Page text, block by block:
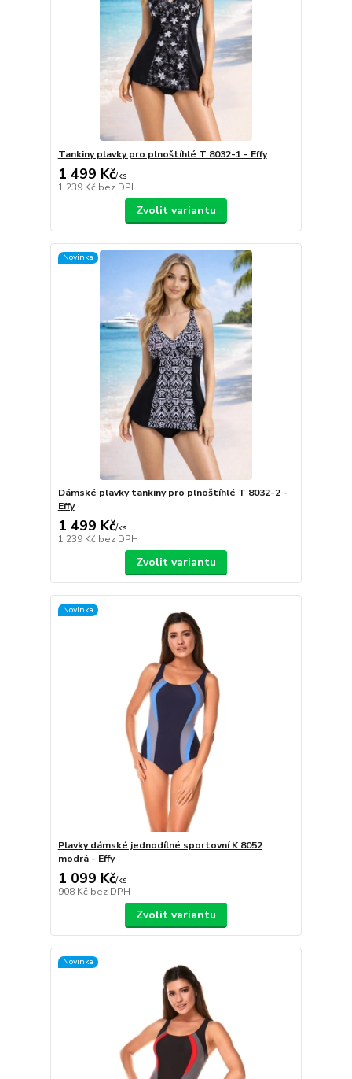
Tankiny plavky pro plnoštíhlé T 8032-1 - Effy
1 499 Kč/ks
1 239 Kč bez DPH
Zvolit variantu
Novinka
Dámské plavky tankiny pro plnoštíhlé T 8032-2 -
Effy
1 499 Kč/ks
1 239 Kč bez DPH
Zvolit variantu
Novinka
Plavky dámské jednodílné sportovní K 8052
modrá - Effy
1 099 Kč/ks
908 Kč bez DPH
Zvolit variantu
Novinka